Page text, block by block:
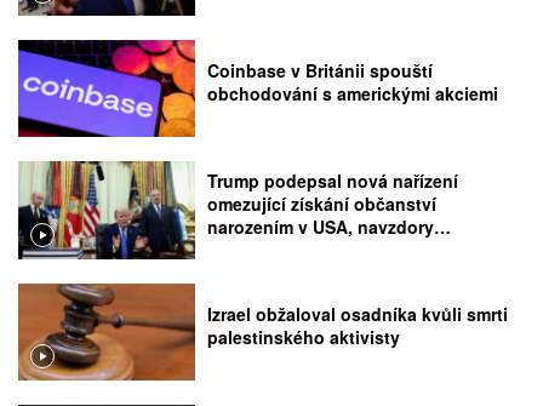
Coinbase v Británii spouští
obchodování s americkými akciemi
Trump podepsal nová nařízení
omezující získání občanství
narozením v USA, navzdory
Izrael obžaloval osadníka kvůli smrti
palestinského aktivisty